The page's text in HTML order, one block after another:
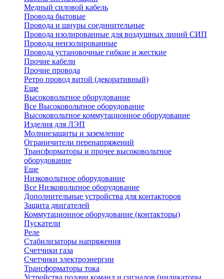
Медный силовой кабель
Провода бытовые
Провода и шнуры соединительные
Провода изолированные для воздушных линий СИП
Провода неизолированные
Провода установочные гибкие и жесткие
Прочие кабели
Прочие провода
Ретро провод витой (декоративный)
Еще
Высоковольтное оборудование
Все Высоковольтное оборудование
Высоковольтное коммутационное оборудование
Изделия для ЛЭП
Молниезащиты и заземление
Ограничители перенапряжений
Трансформаторы и прочее высоковольтное
оборудование
Еще
Низковольтное оборудование
Все Низковольтное оборудование
Дополнительные устройства для контакторов
Защита двигателей
Коммутационное оборудование (контакторы)
Пускатели
Реле
Стабилизаторы напряжения
Счетчики газа
Счетчики электроэнергии
Трансформаторы тока
Устройства подачи команд и сигналов (индикаторы,